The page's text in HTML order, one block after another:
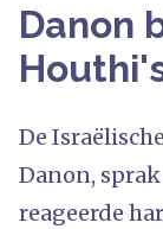
Danon
De
Danon,
reageerde